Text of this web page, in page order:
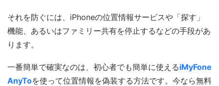
それを防ぐには、iPhoneの位置情報サービスや「探す」
機能、あるいはファミリー共有を停止するなどの手段があ
ります。
一番簡単で確実なのは、初心者でも簡単に使えるiMyFone
AnyToを使って位置情報を偽装する方法です。今なら無料